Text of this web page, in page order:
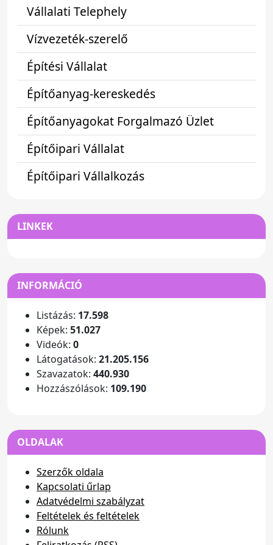
Vállalati Telephely
Vízvezeték-szerelő
Építési Vállalat
Építőanyag-kereskedés
Építőanyagokat Forgalmazó Üzlet
Építőipari Vállalat
Építőipari Vállalkozás
LINKEK
INFORMÁCIÓ
Listázás: 17.598
Képek: 51.027
Videók: 0
Látogatások: 21.205.156
Szavazatok: 440.930
Hozzászólások: 109.190
OLDALAK
Szerzők oldala
Kapcsolati űrlap
Adatvédelmi szabályzat
Feltételek és feltételek
Rólunk